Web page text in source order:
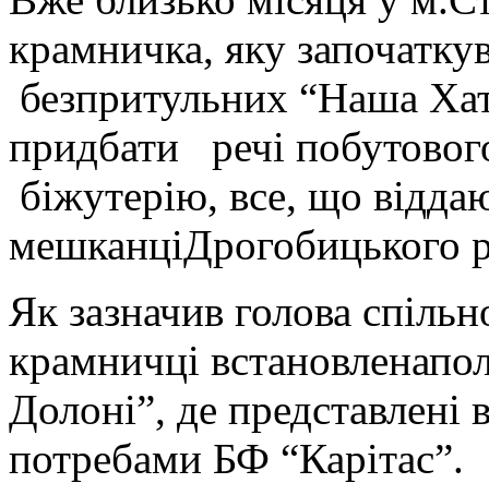
крамничка, яку
безпритульних “Наша
придбати речі
біжутерію, все, що
мешканціДрогобицького
Як зазначив голова
крамничці
Долоні”, де
потребами БФ “Карітас”.